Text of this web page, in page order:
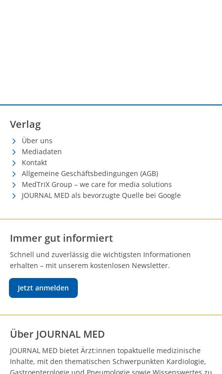
Verlag
Über uns
Mediadaten
Kontakt
Allgemeine Geschäftsbedingungen (AGB)
MedTriX Group – we care for media solutions
JOURNAL MED als bevorzugte Quelle bei Google
Immer gut informiert
Schnell und zuverlässig die wichtigsten Informationen
erhalten – mit unserem kostenlosen Newsletter.
Jetzt anmelden
Über JOURNAL MED
JOURNAL MED bietet Ärzt:innen topaktuelle medizinische
Inhalte, mit den thematischen Schwerpunkten Kardiologie,
Gastroenterologie und Pneumologie sowie Wissenswertes zu